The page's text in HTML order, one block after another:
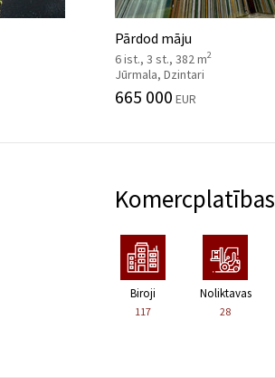
Pārdod māju
6 ist., 3 st., 382 m2
Jūrmala, Dzintari
665 000 EUR
Komercplatības
Biroji
117
Noliktavas
28